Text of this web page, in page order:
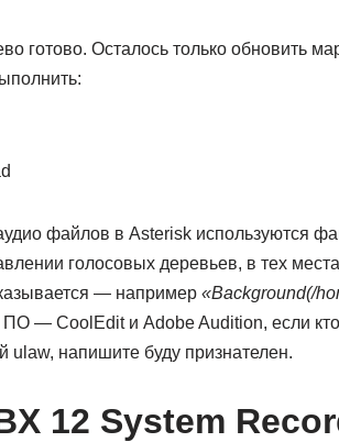
готово. Осталось только обновить
файлов в Asterisk используются
голосовых деревьев, в тех
— например «Background(/
ПО — CoolEdit и Adobe Audition, если
ulaw, напишите буду признателен.
12 System